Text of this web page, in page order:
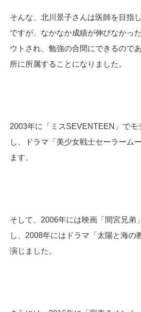
そんな、北川景子さんは医師を目指
ですが、なかなか成績が伸びなかっ
ウトされ、勉強の合間にできるので
所に所属することになりました。
2003年に「ミスSEVENTEEN」でモ
し、ドラマ「美少女戦士セーラーム
ます。
そして、2006年には映画「間宮兄弟
し、2008年にはドラマ「太陽と海の
演じました。